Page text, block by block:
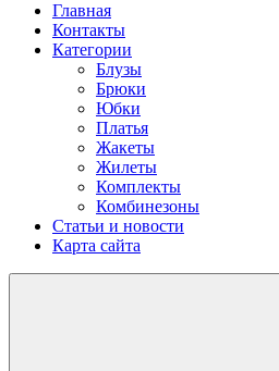
Главная
Контакты
Категории
Блузы
Брюки
Юбки
Платья
Жакеты
Жилеты
Комплекты
Комбинезоны
Статьи и новости
Карта сайта